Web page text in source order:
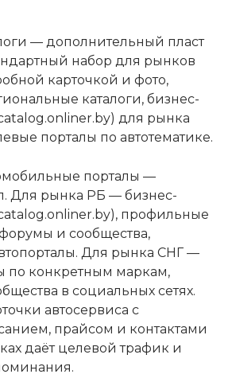
— дополнительный пласт
набор для рынков
карточкой и фото,
каталоги, бизнес-
для рынка
порталы по автотематике.
порталы —
Для рынка РБ — бизнес-
профильные
и сообщества,
Для рынка СНГ —
по конкретным маркам,
в социальных сетях.
автосервиса с
прайсом и контактами
даёт целевой трафик и